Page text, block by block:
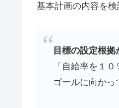
基本計画の内容を
目標の設定根拠
「自給率を１
ゴールに向かっ